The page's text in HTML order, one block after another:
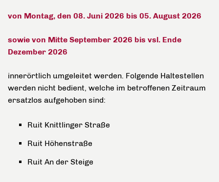
von Montag, den 08. Juni 2026 bis 05. August 2026
sowie von Mitte September 2026 bis vsl. Ende
Dezember 2026
innerörtlich umgeleitet werden. Folgende Haltestellen
werden nicht bedient, welche im betroffenen Zeitraum
ersatzlos aufgehoben sind:
Ruit Knittlinger Straße
Ruit Höhenstraße
Ruit An der Steige